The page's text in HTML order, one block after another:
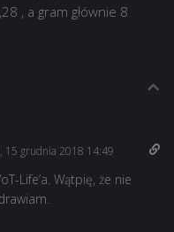
, a gram głównie 8
15 grudnia 2018 14:49
Life’a. Wątpię, że nie